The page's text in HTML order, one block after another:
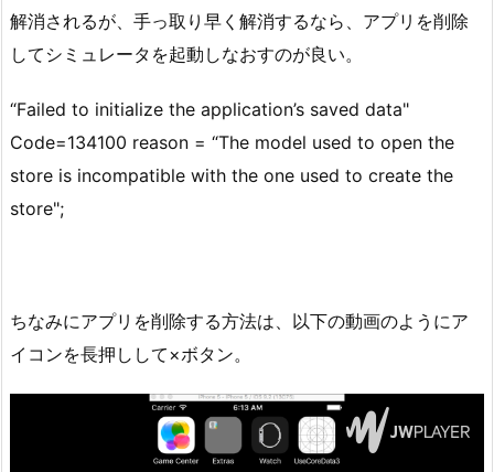
解消されるが、手っ取り早く解消するなら、アプリを削除
してシミュレータを起動しなおすのが良い。
“Failed to initialize the application’s saved data"
Code=134100 reason = “The model used to open the
store is incompatible with the one used to create the
store";
ちなみにアプリを削除する方法は、以下の動画のようにア
イコンを長押しして×ボタン。